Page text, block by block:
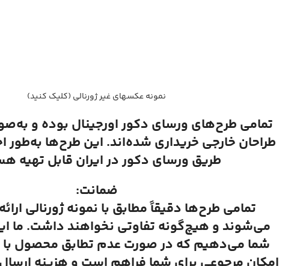
نمونه عکسهای غیر ژورنالی (کلیک کنید)
تمامی طرح‌های ورسای دکور اورجینال بوده و
طراحان خارجی خریداری شده‌اند. این طرح‌ها به‌طور
طریق ورسای دکور در ایران قابل تهیه
ضمانت:
تمامی طرح‌ها دقیقاً مطابق با نمونه ژورنالی
می‌شوند و هیچ‌گونه تفاوتی نخواهند داشت. ما
شما می‌دهیم که در صورت عدم تطابق محصول با